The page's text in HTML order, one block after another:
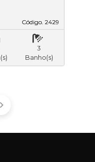
Código. 2429
Código. 2429
3
Banho(s)